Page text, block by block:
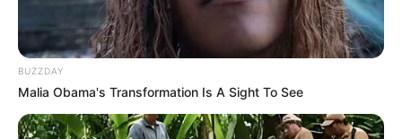
BUZZDAY
Malia Obama's Transformation Is A Sight To See